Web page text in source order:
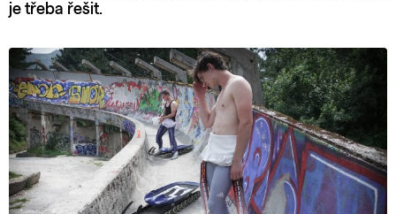
je třeba řešit.